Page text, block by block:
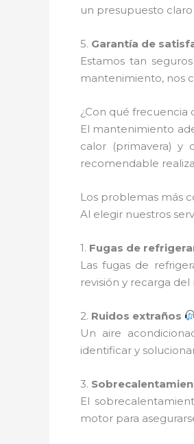
un presupuesto
5. Garantía de
Estamos tan
mantenimiento, nos
¿Con qué frecuencia
El mantenimiento
calor (primavera) y
recomendable
Los problemas más
Al elegir nuestros
1. Fugas de
Las fugas de
revisión y recarga
2. Ruidos extraños
Un aire
identificar y
3.
El
motor para